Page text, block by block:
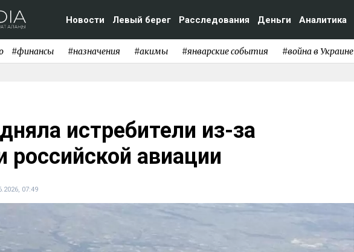
Новости Левый берег Расследования Деньги Аналитика
#финансы #назначения #акимы #январские события #война в Украине
истребители из-за
российской авиации
07:49